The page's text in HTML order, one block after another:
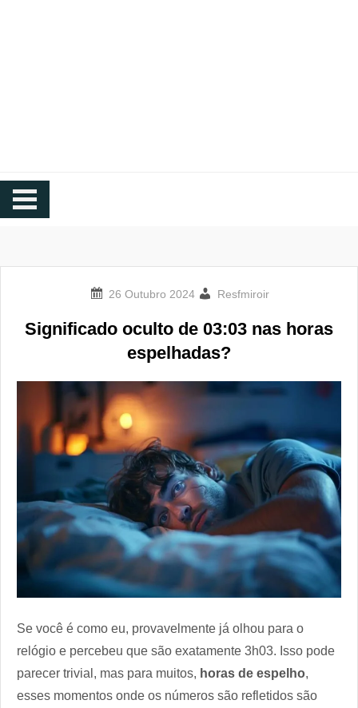
Resfmiroir
Significado oculto de 03:03 nas horas
espelhadas?
Se você é como eu, provavelmente já olhou para o
relógio e percebeu que são exatamente 3h03. Isso pode
parecer trivial, mas para muitos, horas de espelho,
esses momentos onde os números são refletidos são